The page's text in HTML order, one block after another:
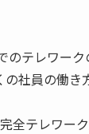
テレワーク
社員の働
全テレワー